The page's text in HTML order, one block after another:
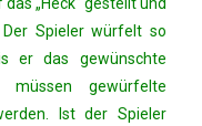
„Heck“ gestellt und
Spieler würfelt so
er das gewünschte
müssen gewürfelte
Ist der Spieler